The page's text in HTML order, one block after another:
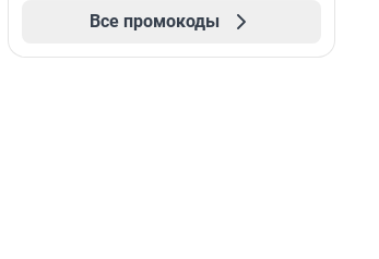
Все промокоды